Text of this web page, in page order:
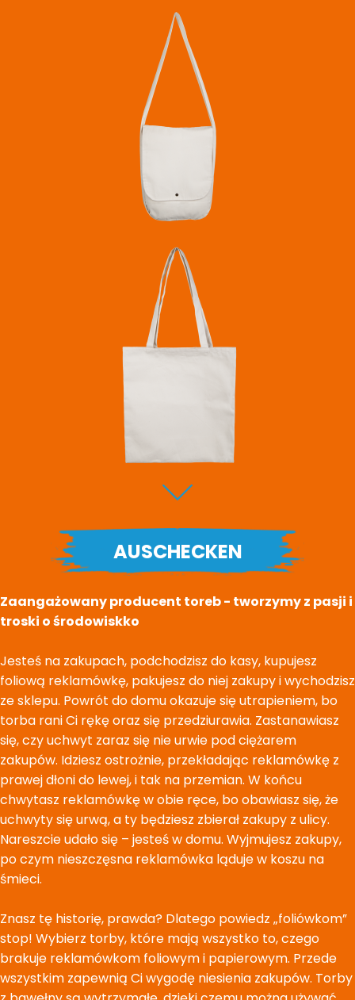
AUSCHECKEN
Zaangażowany producent toreb - tworzymy z pasji i
troski o środowiskko
Jesteś na zakupach, podchodzisz do kasy, kupujesz
foliową reklamówkę, pakujesz do niej zakupy i wychodzisz
ze sklepu. Powrót do domu okazuje się utrapieniem, bo
torba rani Ci rękę oraz się przedziurawia. Zastanawiasz
się, czy uchwyt zaraz się nie urwie pod ciężarem
zakupów. Idziesz ostrożnie, przekładając reklamówkę z
prawej dłoni do lewej, i tak na przemian. W końcu
chwytasz reklamówkę w obie ręce, bo obawiasz się, że
uchwyty się urwą, a ty będziesz zbierał zakupy z ulicy.
Nareszcie udało się – jesteś w domu. Wyjmujesz zakupy,
po czym nieszczęsna reklamówka ląduje w koszu na
śmieci.
Znasz tę historię, prawda? Dlatego powiedz „foliówkom”
stop! Wybierz torby, które mają wszystko to, czego
brakuje reklamówkom foliowym i papierowym. Przede
wszystkim zapewnią Ci wygodę niesienia zakupów. Torby